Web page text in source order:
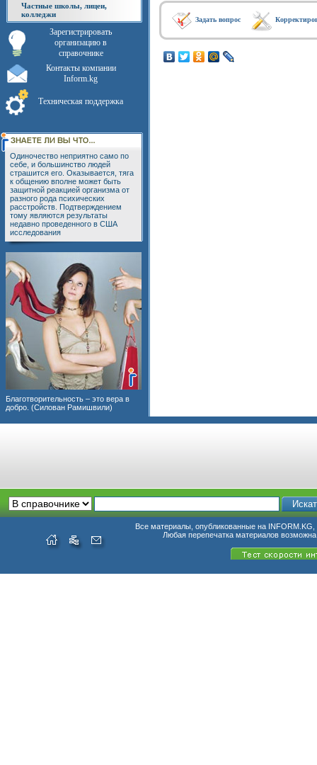
Частные школы, лицеи,
колледжи
Зарегистрировать
организацию в
справочнике
Контакты компании
Inform.kg
Техническая поддержка
Одиночество неприятно само по
себе, и большинство людей
страшится его. Оказывается, тяга
к общению вполне может быть
защитной реакцией организма от
разного рода психических
расстройств. Подтверждением
тому являются результаты
недавно проведенного в США
исследования
Благотворительность – это вера в
добро. (Силован Рамишвили)
Задать вопрос
Все материалы, опубликованные на INFORM.KG,
Любая перепечатка материалов